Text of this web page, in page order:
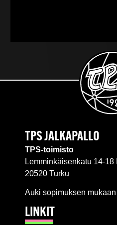
TPS JALKAPALLO
TPS-toimisto
Lemminkäisenkatu 14-18
20520 Turku
Auki sopimuksen mukaan
LINKIT